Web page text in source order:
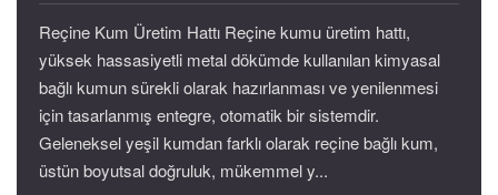
Reçine Kum Üretim Hattı Reçine kumu üretim hattı,
yüksek hassasiyetli metal dökümde kullanılan kimyasal
bağlı kumun sürekli olarak hazırlanması ve yenilenmesi
için tasarlanmış entegre, otomatik bir sistemdir.
Geleneksel yeşil kumdan farklı olarak reçine bağlı kum,
üstün boyutsal doğruluk, mükemmel y...